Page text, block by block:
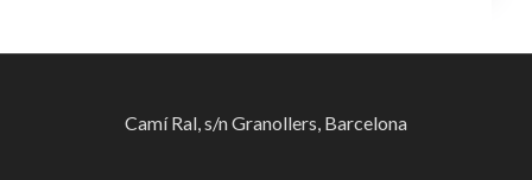
Camí Ral, s/n Granollers, Barcelona